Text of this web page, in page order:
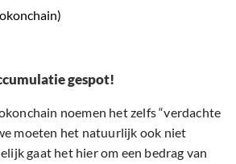
gespot!
noemen het zelfs “verdachte
moeten het natuurlijk ook niet
gaat het hier om een bedrag van